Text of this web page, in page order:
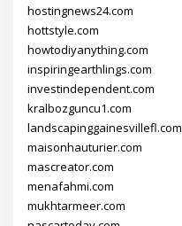
hostingnews24.com
hottstyle.com
howtodiyanything.com
inspiringearthlings.com
investindependent.com
kralbozguncu1.com
landscapinggainesvillefl.com
maisonhauturier.com
mascreator.com
menafahmi.com
mukhtarmeer.com